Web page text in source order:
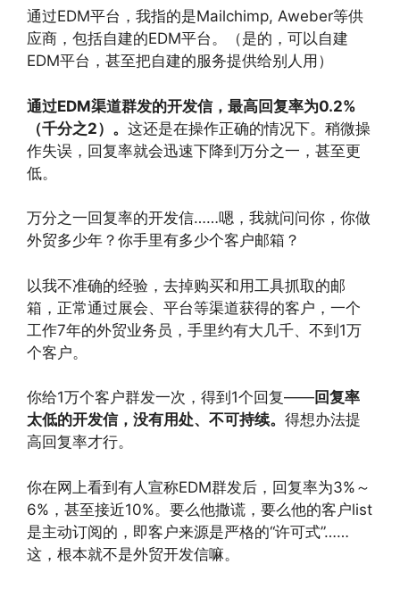
通过EDM平台，我指的是Mailchimp, Aweber等供
应商，包括自建的EDM平台。（是的，可以自建
EDM平台，甚至把自建的服务提供给别人用）
通过EDM渠道群发的开发信，最高回复率为0.2%
（千分之2）。 这还是在操作正确的情况下。稍微操
作失误，回复率就会迅速下降到万分之一，甚至更
低。
万分之一回复率的开发信……嗯，我就问问你，你做
外贸多少年？你手里有多少个客户邮箱？
以我不准确的经验，去掉购买和用工具抓取的邮
箱，正常通过展会、平台等渠道获得的客户，一个
工作7年的外贸业务员，手里约有大几千、不到1万
个客户。
你给1万个客户群发一次，得到1个回复——回复率
太低的开发信，没有用处、不可持续。 得想办法提
高回复率才行。
你在网上看到有人宣称EDM群发后，回复率为3%～
6%，甚至接近10%。要么他撒谎，要么他的客户list
是主动订阅的，即客户来源是严格的“许可式”……
这，根本就不是外贸开发信嘛。